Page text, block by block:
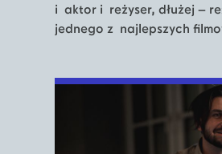
i aktor i reżyser, dłużej –
jednego z najlepszych